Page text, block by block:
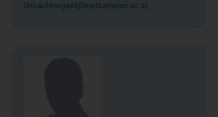
tim.achtergael@meduniwien.ac.at